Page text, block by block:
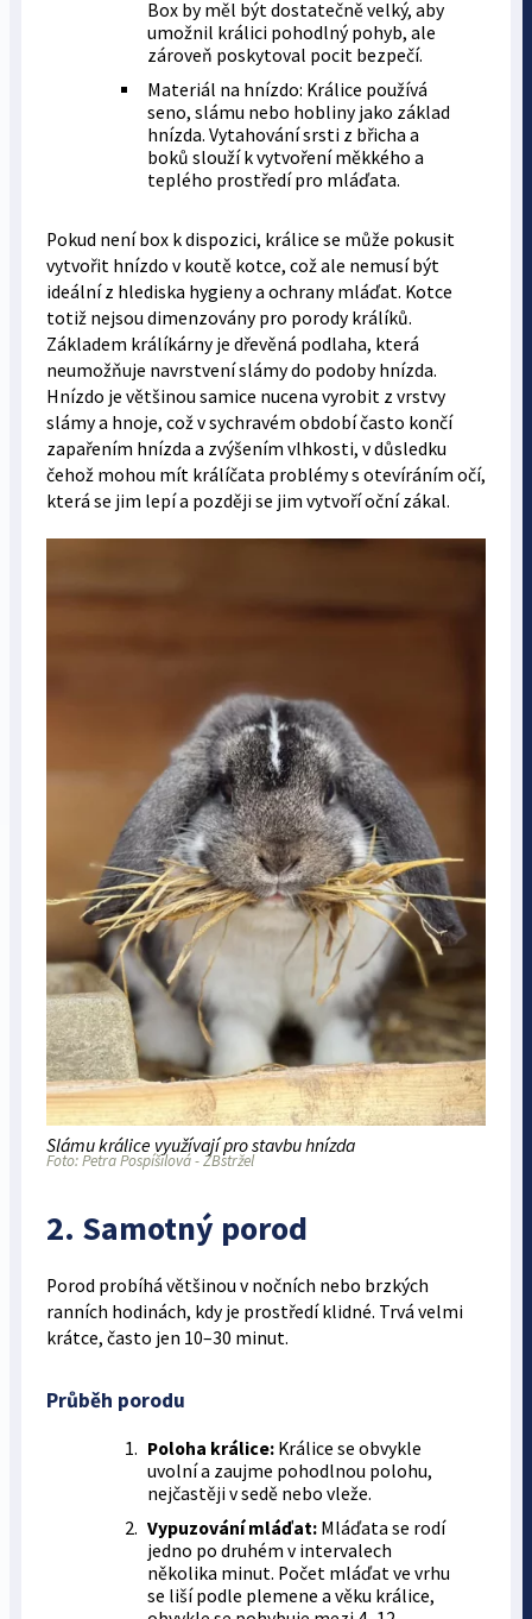
Box by měl být dostatečně velký, aby
umožnil králici pohodlný pohyb, ale
zároveň poskytoval pocit bezpečí.
Materiál na hnízdo: Králice používá
seno, slámu nebo hobliny jako základ
hnízda. Vytahování srsti z břicha a
boků slouží k vytvoření měkkého a
teplého prostředí pro mláďata.
Pokud není box k dispozici, králice se může pokusit
vytvořit hnízdo v koutě kotce, což ale nemusí být
ideální z hlediska hygieny a ochrany mláďat. Kotce
totiž nejsou dimenzovány pro porody králíků.
Základem králíkárny je dřevěná podlaha, která
neumožňuje navrstvení slámy do podoby hnízda.
Hnízdo je většinou samice nucena vyrobit z vrstvy
slámy a hnoje, což v sychravém období často končí
zapařením hnízda a zvýšením vlhkosti, v důsledku
čehož mohou mít králíčata problémy s otevíráním očí,
která se jim lepí a později se jim vytvoří oční zákal.
Slámu králice využívají pro stavbu hnízda
Foto: Petra Pospíšilová - ZBstržel
2. Samotný porod
Porod probíhá většinou v nočních nebo brzkých
ranních hodinách, kdy je prostředí klidné. Trvá velmi
krátce, často jen 10–30 minut.
Průběh porodu
Poloha králice:Králice se obvykle
uvolní a zaujme pohodlnou polohu,
nejčastěji v sedě nebo vleže.
Vypuzování mláďat:Mláďata se rodí
jedno po druhém v intervalech
několika minut. Počet mláďat ve vrhu
se liší podle plemene a věku králice,